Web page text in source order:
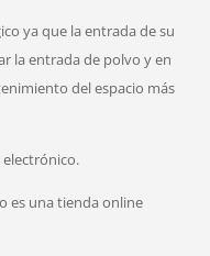
ya que la entrada de su
la entrada de polvo y en
del espacio más
es una tienda online